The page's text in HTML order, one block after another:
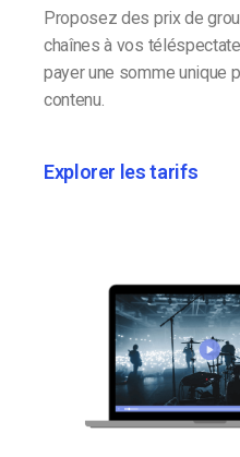
Proposez des prix de
chaînes à vos
payer une somme unique
contenu.
Explorer les tarifs